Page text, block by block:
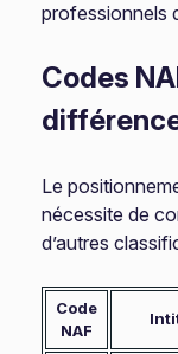
professionnels
Codes
Le
nécessite de
d’autres
Code
NAF